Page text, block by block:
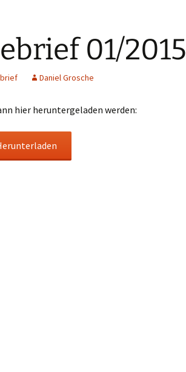
01/2015
Daniel Grosche
hier heruntergeladen werden: